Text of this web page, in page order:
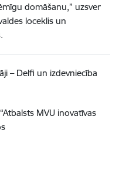
domāšanu,” uzsver
loceklis un
– Delfi un izdevniecība
MVU inovatīvas